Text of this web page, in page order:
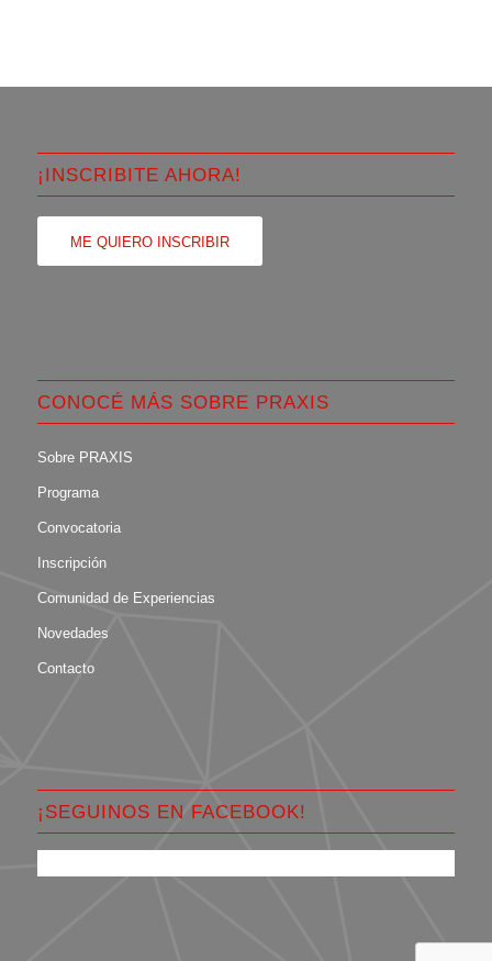
¡INSCRIBITE AHORA!
ME QUIERO INSCRIBIR
CONOCÉ MÁS SOBRE PRAXIS
Sobre PRAXIS
Programa
Convocatoria
Inscripción
Comunidad de Experiencias
Novedades
Contacto
¡SEGUINOS EN FACEBOOK!